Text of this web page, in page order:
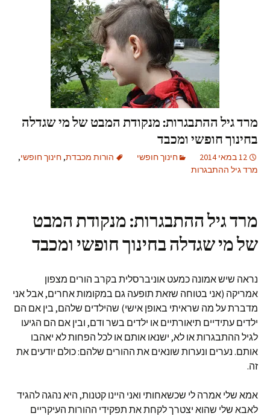
מרד גיל ההתבגרות: מנקודת המבט של מי שגדלה
בחינוך חופשי ומכבד
12 במאי 2014 חינוך חופשי הורות מכבדת, חינוך חופשי,
מרד גיל ההתבגרות
מרד גיל ההתבגרות: מנקודת המבט
של מי שגדלה בחינוך חופשי ומכבד
נראה שיש אמונה כמעט אוניברסלית בקרב הורים מצפון
אמריקה (אני בטוחה שזאת תופעה גם במקומות אחרים, אבל אני
מדברת על מה שראיתי באופן אישי) שהילדים שלהם, בין אם הם
ילדים עתידיים תיאורתיים או ילדים בשר ודם, ובין אם הם הגיעו
לגיל ההתבגרות או לא, ישנאו אותם או לכל הפחות לא יאהבו
אותם. נערים ונערות שונאים את ההורים שלהם: כולם יודעים את
זה.
אמא שלי אמרה לי שכשאחותי ואני היינו קטנות, היא נהגה להגיד
לאבא שלי שהוא יצטרך לקחת את תפקידי ההורות העיקריים